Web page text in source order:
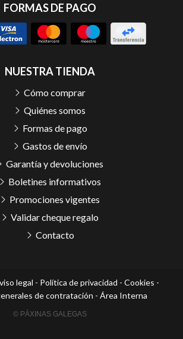
FORMAS DE PAGO
NUESTRA TIENDA
Cómo comprar
Quiénes somos
Formas de pago
Gastos de envío
Garantía y devoluciones
Boletines informativos
Promociones vigentes
Validar cheque regalo
Contacto
legal - Política de privacidad - Cookies -
de contratación - Área Interna
© PÁXINAS GALEGAS